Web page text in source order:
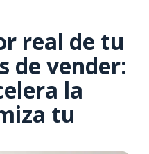
real de tu
de vender:
la
tu